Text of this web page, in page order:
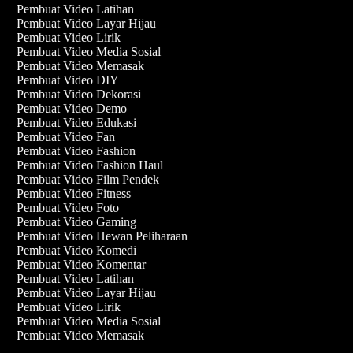
Pembuat Video Latihan
Pembuat Video Layar Hijau
Pembuat Video Lirik
Pembuat Video Media Sosial
Pembuat Video Memasak
Pembuat Video DIY
Pembuat Video Dekorasi
Pembuat Video Demo
Pembuat Video Edukasi
Pembuat Video Fan
Pembuat Video Fashion
Pembuat Video Fashion Haul
Pembuat Video Film Pendek
Pembuat Video Fitness
Pembuat Video Foto
Pembuat Video Gaming
Pembuat Video Hewan Peliharaan
Pembuat Video Komedi
Pembuat Video Komentar
Pembuat Video Latihan
Pembuat Video Layar Hijau
Pembuat Video Lirik
Pembuat Video Media Sosial
Pembuat Video Memasak